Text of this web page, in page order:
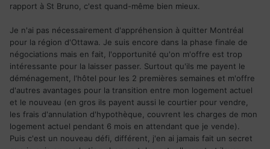
rapport à St Bruno, c'est quand-même bien mieux.
Je n'ai pas nécessairement d'appréhension à quitter Montréal
pour la région d'Ottawa. Je suis encore dans la phase finale de
négociations mais en fait, l'opportunité qu'on m'offre est trop
intéressante pour la laisser passer. Surtout qu'ils me payent le
déménagement, l'hôtel pour les 2 premières semaines et m'offre
d'autres avantages pour la transition entre mon logement actuel
et le nouveau (en gros ils payent aussi le courtier pour vendre,
les frais d'annulation d'hypothèque, couvrent les charges de mon
logement actuel pendant 6 mois en attendant que je vende).
Puis c'est un nouveau défi, différent, j'en ai jamais fait un secret